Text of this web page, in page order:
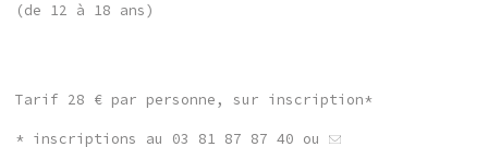
(de 12 à 18 ans)
Tarif 28 € par personne, sur inscription*
* inscriptions au 03 81 87 87 40 ou